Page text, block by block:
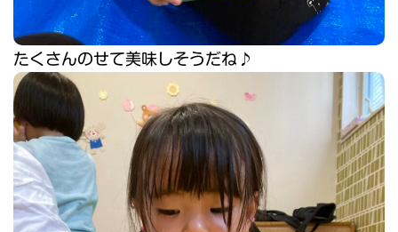
たくさんのせて美味しそうだね♪